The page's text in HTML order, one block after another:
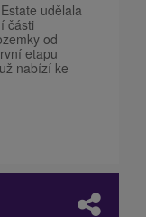
udělala
části
od
etapu
nabízí ke